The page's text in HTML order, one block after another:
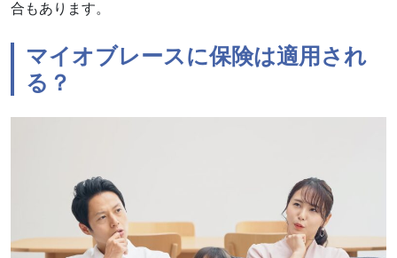
合もあります。
マイオブレースに保険は適用され
る？